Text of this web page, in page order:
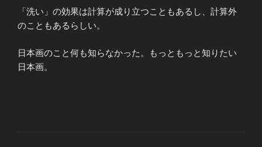
「洗い」の効果は計算が成り立つこともあるし、計算外
のこともあるらしい。
日本画のこと何も知らなかった。もっともっと知りたい
日本画。